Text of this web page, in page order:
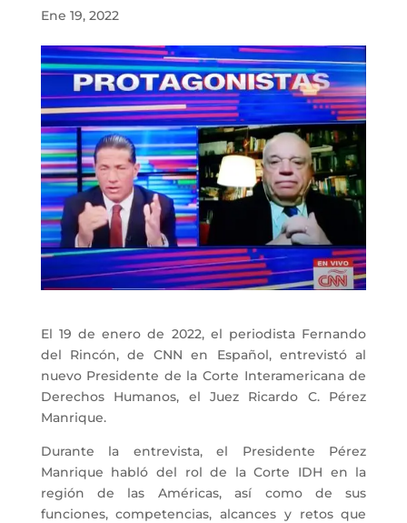
Ene 19, 2022
El 19 de enero de 2022, el periodista Fernando
del Rincón, de CNN en Español, entrevistó al
nuevo Presidente de la Corte Interamericana de
Derechos Humanos, el Juez Ricardo C. Pérez
Manrique.
Durante la entrevista, el Presidente Pérez
Manrique habló del rol de la Corte IDH en la
región de las Américas, así como de sus
funciones, competencias, alcances y retos que